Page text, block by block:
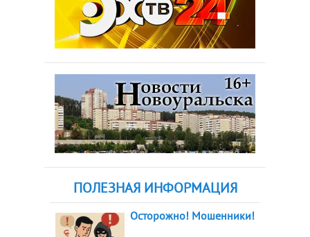
ПОЛЕЗНАЯ ИНФОРМАЦИЯ
Осторожно! Мошенники!